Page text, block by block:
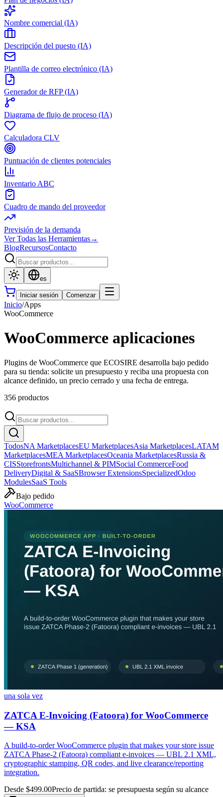
Nombre comercial (IA)
Descripción del puesto (IA)
Plantilla de correo electrónico (IA)
Generador de RFP (IA)
Diagrama de flujo de proceso (IA)
Calculadora CLV
Puntuación de clientes potenciales
Inventario ABC
Cuadro de mando del proveedor
Previsión de la demanda
Ver Todas las Herramientas→
BlogRecursosContacto
es
Iniciar sesión Comenzar
Inicio/Apps
WooCommerce
WooCommerce aplicaciones
Plugins de WooCommerce que ECOSIRE desarrolla bajo pedido
para su tienda: solicite un presupuesto y reciba una propuesta con
alcance definido, un precio cerrado y una fecha de entrega.
356 productos
TodosNA MarketplacesEU MarketplacesAsia MarketplacesLATAM
MarketplacesMEA MarketplacesOceania MarketplacesRussia &
CISStorefrontsMultichannel & PIMSocial CommerceFood
DeliveryDigital & SaaSBrowser ExtensionsSpecializedOdoo
ModulesSaaS Tools
Bajo pedido
WooCommerce
una sola vez
ZATCA E-Invoicing (Fatoora) for WooCommerce
— KSA
A build-to-order WooCommerce plugin that makes your store issue
ZATCA Phase-2 (Fatoora) compliant e-invoices — UBL 2.1 XML,
cryptographic stamping, QR codes, and live clearance/reporting
integration.
Desde $499.00Precio de partida: se presupuesta según su alcance